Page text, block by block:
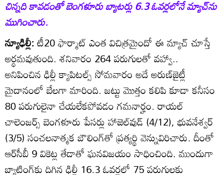
చిన్నది కావడంతో బెంగళూరు బ్యాటర్లు 6.3 ఓవర్లలోనే మ్యాచ్‌ను
ముగించారు.
న్యూఢిల్లీ:టీ20 ఫార్మాట్‌ ఎంత విచిత్రమైందో ఈ మ్యాచ్‌ చూస్తే
అర్థమవుతుంది. శనివారం 264 పరుగులతో వహ్వా..
అనిపించిన ఢిల్లీ క్యాపిటల్స్‌ సోమవారం అదే అరుణ్‌జైట్లీ
మైదానంలో బేలగా మారింది. జట్టు మొత్తం కలిపి కూడా కనీసం
80 పరుగులైనా చేయలేకపోవడం గమనార్హం. రాయల్‌
చాలెంజర్స్‌ బెంగళూరు పేసర్లు హాజెల్‌వుడ్‌ (4/12), భువనేశ్వర్‌
(3/5) సంచలనాత్మక బౌలింగ్‌తో ప్రత్యర్థి వెన్నువిరిచారు. దీంతో
ఆర్‌సీబీ 9 వికెట్ల తేడాతో ఘనవిజయం సాధించింది. ముందుగా
బ్యాటింగ్‌కు దిగిన ఢిల్లీ 16.3 ఓవర్లలో 75 పరుగులకు